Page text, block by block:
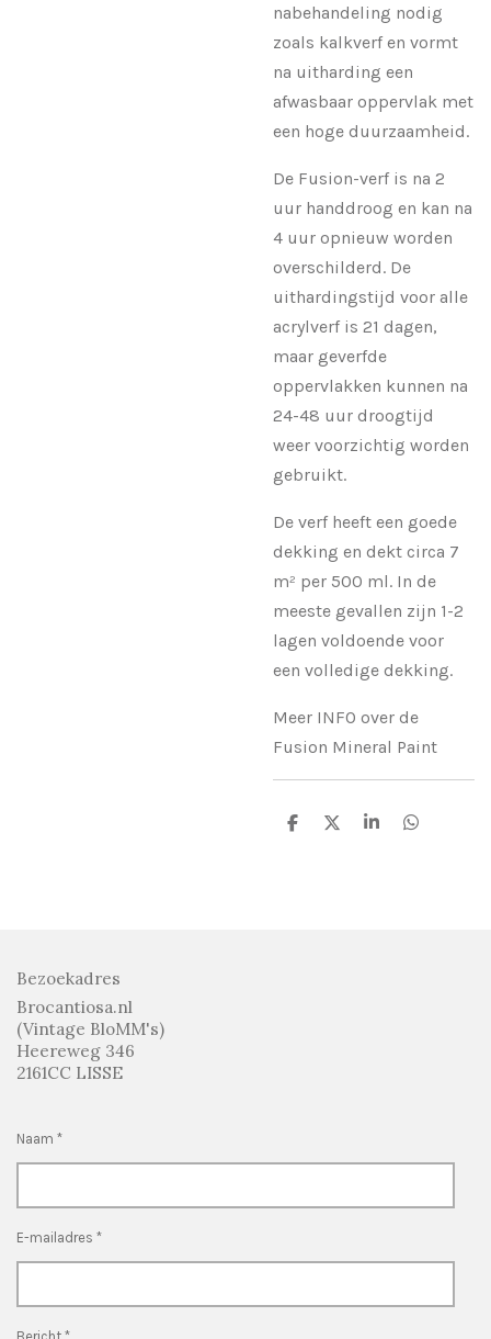
nabehandeling nodig
zoals kalkverf en vormt
na uitharding een
afwasbaar oppervlak met
een hoge duurzaamheid.
De Fusion-verf is na 2
uur handdroog en kan na
4 uur opnieuw worden
overschilderd. De
uithardingstijd voor alle
acrylverf is 21 dagen,
maar geverfde
oppervlakken kunnen na
24-48 uur droogtijd
weer voorzichtig worden
gebruikt.
De verf heeft een goede
dekking en dekt circa 7
m² per 500 ml. In de
meeste gevallen zijn 1-2
lagen voldoende voor
een volledige dekking.
Meer INFO over de
Fusion Mineral Paint
D
D
S
D
Bezoekadres
Brocantiosa.nl
(Vintage BloMM's)
Heereweg 346
2161CC LISSE
Naam *
E-mailadres *